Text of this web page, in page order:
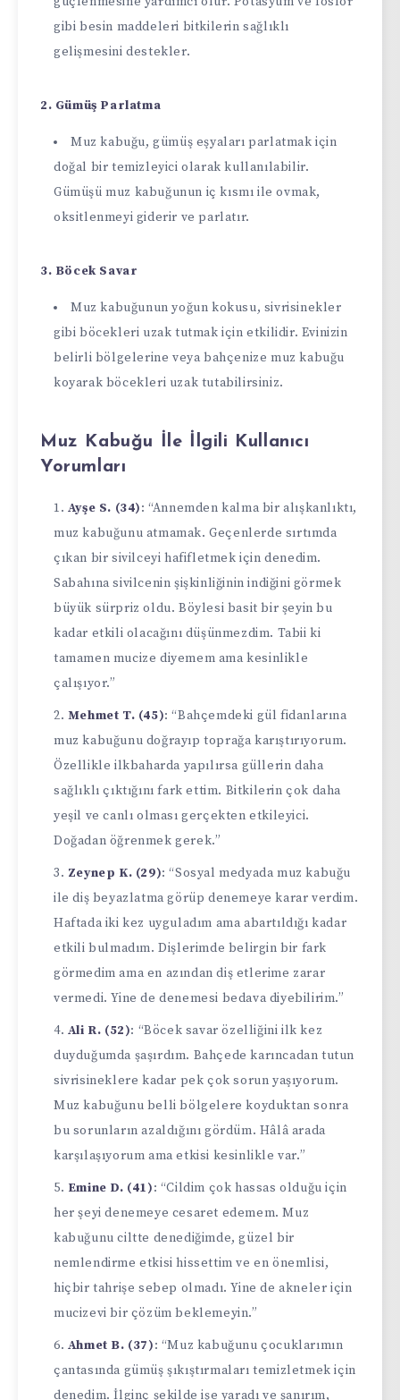
gibi besin maddeleri bitkilerin sağlıklı
gelişmesini destekler.
2. Gümüş Parlatma
Muz kabuğu, gümüş eşyaları parlatmak için
doğal bir temizleyici olarak kullanılabilir.
Gümüşü muz kabuğunun iç kısmı ile ovmak,
oksitlenmeyi giderir ve parlatır.
3. Böcek Savar
Muz kabuğunun yoğun kokusu, sivrisinekler
gibi böcekleri uzak tutmak için etkilidir. Evinizin
belirli bölgelerine veya bahçenize muz kabuğu
koyarak böcekleri uzak tutabilirsiniz.
Muz Kabuğu İle İlgili Kullanıcı
Yorumları
Ayşe S. (34): “Annemden kalma bir alışkanlıktı,
muz kabuğunu atmamak. Geçenlerde sırtımda
çıkan bir sivilceyi hafifletmek için denedim.
Sabahına sivilcenin şişkinliğinin indiğini görmek
büyük sürpriz oldu. Böylesi basit bir şeyin bu
kadar etkili olacağını düşünmezdim. Tabii ki
tamamen mucize diyemem ama kesinlikle
çalışıyor.”
Mehmet T. (45): “Bahçemdeki gül fidanlarına
muz kabuğunu doğrayıp toprağa karıştırıyorum.
Özellikle ilkbaharda yapılırsa güllerin daha
sağlıklı çıktığını fark ettim. Bitkilerin çok daha
yeşil ve canlı olması gerçekten etkileyici.
Doğadan öğrenmek gerek.”
Zeynep K. (29): “Sosyal medyada muz kabuğu
ile diş beyazlatma görüp denemeye karar verdim.
Haftada iki kez uyguladım ama abartıldığı kadar
etkili bulmadım. Dişlerimde belirgin bir fark
görmedim ama en azından diş etlerime zarar
vermedi. Yine de denemesi bedava diyebilirim.”
Ali R. (52): “Böcek savar özelliğini ilk kez
duyduğumda şaşırdım. Bahçede karıncadan tutun
sivrisineklere kadar pek çok sorun yaşıyorum.
Muz kabuğunu belli bölgelere koyduktan sonra
bu sorunların azaldığını gördüm. Hâlâ arada
karşılaşıyorum ama etkisi kesinlikle var.”
Emine D. (41): “Cildim çok hassas olduğu için
her şeyi denemeye cesaret edemem. Muz
kabuğunu ciltte denediğimde, güzel bir
nemlendirme etkisi hissettim ve en önemlisi,
hiçbir tahrişe sebep olmadı. Yine de akneler için
mucizevi bir çözüm beklemeyin.”
Ahmet B. (37): “Muz kabuğunu çocuklarımın
çantasında gümüş şıkıştırmaları temizletmek için
denedim. İlginç şekilde işe yaradı ve şanırım,